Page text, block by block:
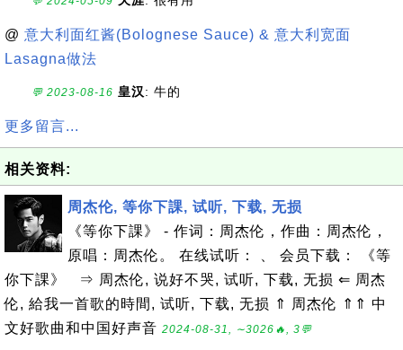
@ 意大利面红酱(Bolognese Sauce) & 意大利宽面
Lasagna做法
💬 2023-08-16 皇汉: 牛的
更多留言...
相关资料:
周杰伦, 等你下課, 试听, 下载, 无损
《等你下課》 - 作词：周杰伦，作曲：周杰伦，
原唱：周杰伦。 在线试听： 、 会员下载： 《等
你下課》 ⇒ 周杰伦, 说好不哭, 试听, 下载, 无损 ⇐ 周杰
伦, 給我一首歌的時間, 试听, 下载, 无损 ⇑ 周杰伦 ⇑⇑ 中
文好歌曲和中国好声音 2024-08-31, ∼3026🔥, 3💬